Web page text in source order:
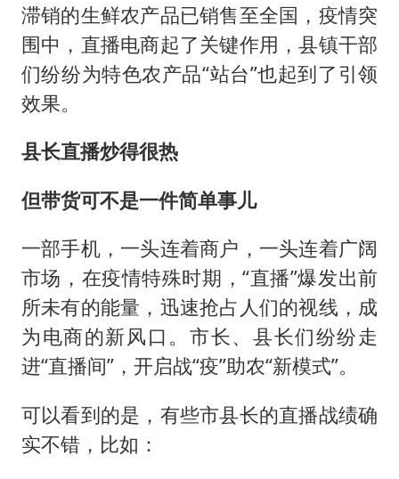
滞销的生鲜农产品已销售至全国，疫情突
围中，直播电商起了关键作用，县镇干部
们纷纷为特色农产品“站台”也起到了引领
效果。
县长直播炒得很热
但带货可不是一件简单事儿
一部手机，一头连着商户，一头连着广阔
市场，在疫情特殊时期，“直播”爆发出前
所未有的能量，迅速抢占人们的视线，成
为电商的新风口。市长、县长们纷纷走
进“直播间”，开启战“疫”助农“新模式”。
可以看到的是，有些市县长的直播战绩确
实不错，比如：